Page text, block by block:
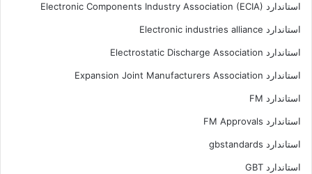
استاندارد Electronic Components Industry Association (ECIA)
استاندارد Electronic industries alliance
استاندارد Electrostatic Discharge Association
استاندارد Expansion Joint Manufacturers Association
استاندارد FM
استاندارد FM Approvals
استاندارد gbstandards
استاندارد GBT